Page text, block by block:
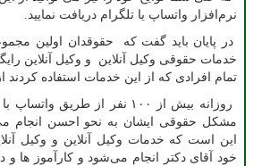
نرم‌افزار واتساپ یا تلگرام دریافت نمایید.
در پایان باید گفت که حقوقدان اولین
خدمات حقوقی وکیل آنلاین و وکیل آنلاین
تمام افرادی که از این خدمات استفاده کردند
روزانه بیش از ۱۰۰ نفر از
مشکل حقوقی ایشان به نحو احسن انجام
این است که خدمات وکیل آنلاین و وکیل
خود آقای دکتر انجام می‌شود و کارآموز ها و